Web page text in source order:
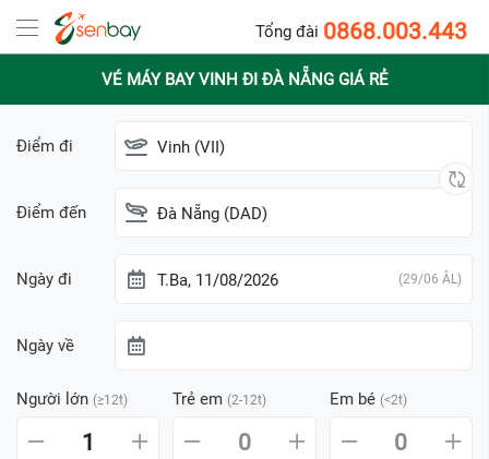
Tổng đài 0868.003.443
VÉ MÁY BAY VINH ĐI ĐÀ NẴNG GIÁ RẺ
Điểm đi Vinh (VII)
Điểm đến Đà Nẵng (DAD)
Ngày đi T.Ba, 11/08/2026 (29/06 ÂL)
Ngày về
Người lớn (≥12t) Trẻ em (2-12t) Em bé (<2t)
1 0 0